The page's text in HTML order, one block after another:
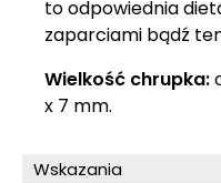
to odpowiednia
zaparciami bądź
Wielkość chrupka:
x 7 mm.
Wskazania